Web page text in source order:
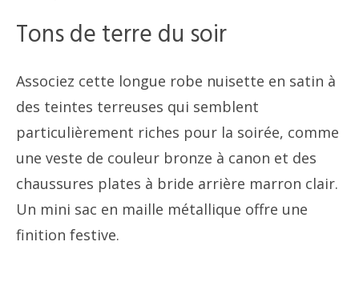
Tons de terre du soir
Associez cette longue robe nuisette en satin à
des teintes terreuses qui semblent
particulièrement riches pour la soirée, comme
une veste de couleur bronze à canon et des
chaussures plates à bride arrière marron clair.
Un mini sac en maille métallique offre une
finition festive.